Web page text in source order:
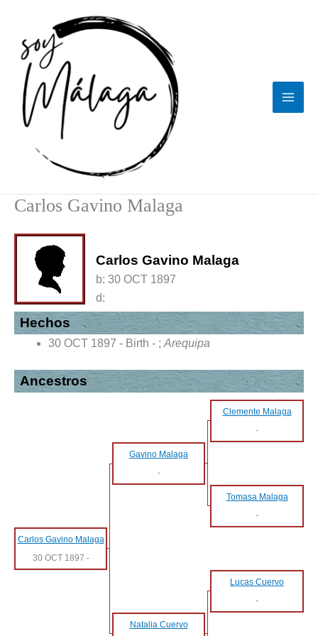
contenido
Carlos Gavino Malaga
Carlos Gavino Malaga
b: 30 OCT 1897
d:
Hechos
30 OCT 1897 - Birth - ; Arequipa
Ancestros
Clemente Malaga
-
Gavino Malaga
-
Tomasa Malaga
-
Carlos Gavino Malaga
30 OCT 1897 -
Lucas Cuervo
-
Natalia Cuervo